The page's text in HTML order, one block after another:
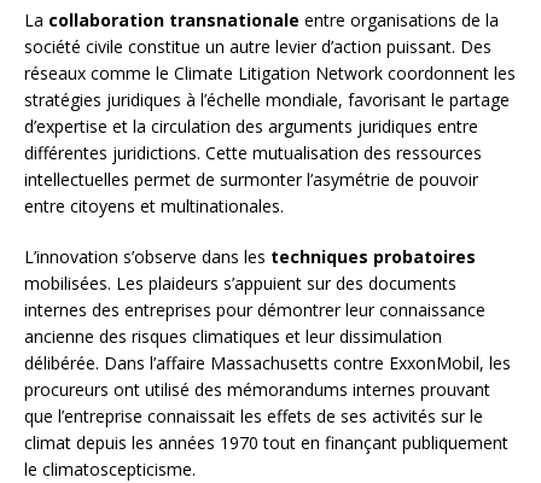
La collaboration transnationale entre organisations de la
société civile constitue un autre levier d’action puissant. Des
réseaux comme le Climate Litigation Network coordonnent les
stratégies juridiques à l’échelle mondiale, favorisant le partage
d’expertise et la circulation des arguments juridiques entre
différentes juridictions. Cette mutualisation des ressources
intellectuelles permet de surmonter l’asymétrie de pouvoir
entre citoyens et multinationales.
L’innovation s’observe dans les techniques probatoires
mobilisées. Les plaideurs s’appuient sur des documents
internes des entreprises pour démontrer leur connaissance
ancienne des risques climatiques et leur dissimulation
délibérée. Dans l’affaire Massachusetts contre ExxonMobil, les
procureurs ont utilisé des mémorandums internes prouvant
que l’entreprise connaissait les effets de ses activités sur le
climat depuis les années 1970 tout en finançant publiquement
le climatoscepticisme.